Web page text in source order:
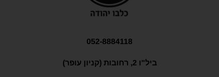
052-8884118
ביל"ו 2, רחובות (קניון עופר)